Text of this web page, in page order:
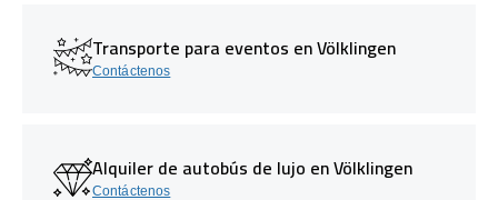
Transporte para eventos en Völklingen
Contáctenos
Alquiler de autobús de lujo en Völklingen
Contáctenos